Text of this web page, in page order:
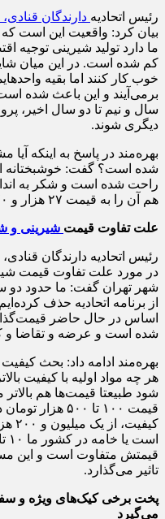
رئیس اتحادیه دارندگان
بیان کرد: واقعیت این است که
ما دارد تولید شیرینی توجیه
کم شده است. در این میان
خوب کار کنند اما بقیه
برمی‌آیند و این باعث شده
سال و نیم تا دو سال اخیر،
دیگری شوند.
بهره‌مند در پاسخ به اینکه
شده است؟ گفت: خوشبختانه
راحت شده است و شکر به
هم آن را به قیمت ۲۷ هزار و ۲۷۰ تومان بین قنادی‌ها توزیع می‌کند.
علت تفاوت قیمت شیرینی و
رئیس اتحادیه دارندگان
در مورد علت تفاوت قیمت
شهر تهران گفت: ما حدود
از برنامه اتحادیه حذف
اساس در حال حاضر
شده است و عرضه و تقاضا و
بهره‌مند ادامه داد: بحث
هر چه مواد اولیه با کیفیت
شود طبیعتا قیمت‌ها هم
قیمت ۱۰۰ تا ۵۰۰
قیمتش متفاوت است و این
تاثیر می‌گذارد.
پخت برخی کیک‌های ویژه و
می‌گیرد